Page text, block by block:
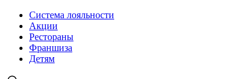
Система лояльности
Акции
Рестораны
Франшиза
Детям